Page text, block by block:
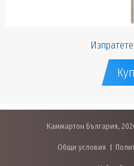
Каммартон България,
Общи условия